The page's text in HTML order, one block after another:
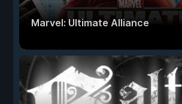
Marvel: Ultimate Alliance